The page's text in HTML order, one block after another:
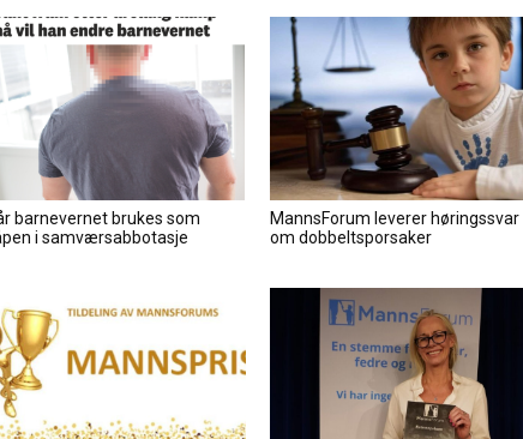
barnevernet brukes som
i samværsabbotasje
MannsForum leverer høringssvar
om dobbeltsporsaker